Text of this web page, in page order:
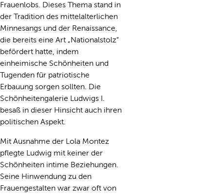
Frauenlobs. Dieses Thema stand in
der Tradition des mittelalterlichen
Minnesangs und der Renaissance,
die bereits eine Art „Nationalstolz“
befördert hatte, indem
einheimische Schönheiten und
Tugenden für patriotische
Erbauung sorgen sollten. Die
Schönheitengalerie Ludwigs I.
besaß in dieser Hinsicht auch ihren
politischen Aspekt.
Mit Ausnahme der Lola Montez
pflegte Ludwig mit keiner der
Schönheiten intime Beziehungen.
Seine Hinwendung zu den
Frauengestalten war zwar oft von